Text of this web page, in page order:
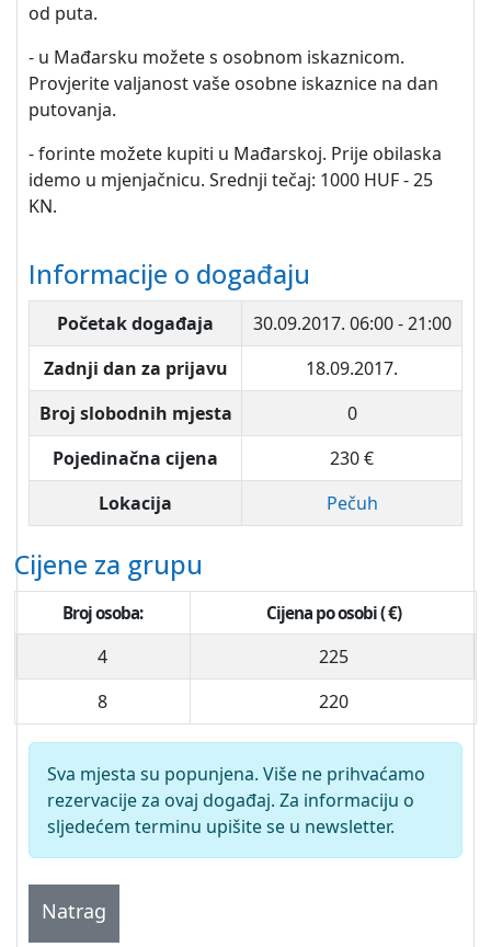
od puta.
- u Mađarsku možete s osobnom iskaznicom.
Provjerite valjanost vaše osobne iskaznice na dan
putovanja.
- forinte možete kupiti u Mađarskoj. Prije obilaska
idemo u mjenjačnicu. Srednji tečaj: 1000 HUF - 25
KN.
Informacije o događaju
Početak događaja 30.09.2017. 06:00 - 21:00
Zadnji dan za prijavu
18.09.2017.
Broj slobodnih mjesta
0
Pojedinačna cijena
230 €
Lokacija
Pečuh
Cijene za grupu
Broj osoba: Cijena po osobi ( €)
4
225
8
220
Sva mjesta su popunjena. Više ne prihvaćamo
rezervacije za ovaj događaj. Za informaciju o
sljedećem terminu upišite se u newsletter.
Natrag